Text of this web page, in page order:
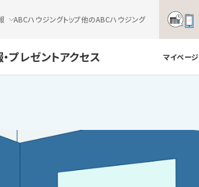
ABCハウジングトップ他のABCハウジング
プレゼントアクセス マイページ